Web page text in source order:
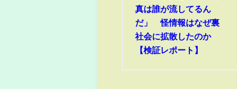
真は誰が流してるん
だ」 怪情報はなぜ裏
社会に拡散したのか
【検証レポート】